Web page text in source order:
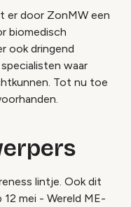
er door ZonMW een
biomedisch
ook dringend
waar
Tot nu toe
lintje. Ook dit
mei - Wereld ME-